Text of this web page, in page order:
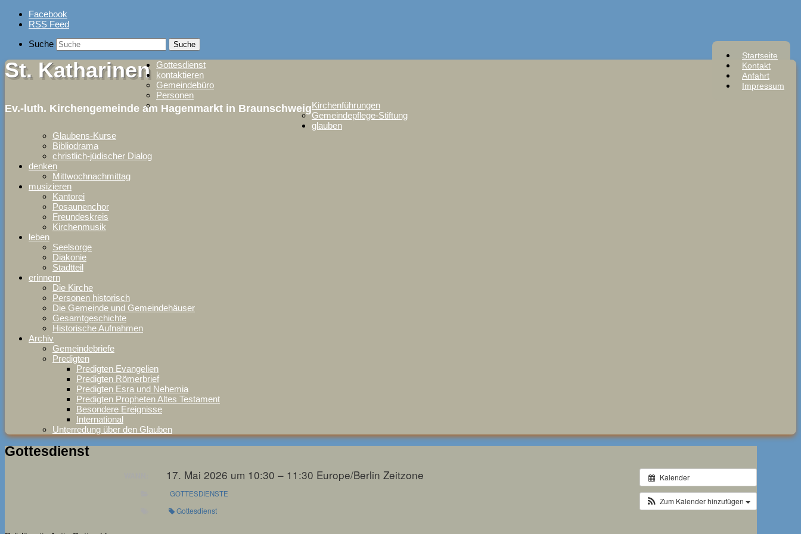
Skip
Facebook
RSS Feed
Startseite
Kontakt
Anfahrt
Impressum
Suche
St. Katharinen
Ev.-luth. Kirchengemeinde am Hagenmarkt in Braunschweig
Gottesdienst
kontaktieren
Gemeindebüro
Personen
Kirchenführungen
Gemeindepflege-Stiftung
glauben
Glaubens-Kurse
Bibliodrama
christlich-jüdischer Dialog
denken
Mittwochnachmittag
musizieren
Kantorei
Posaunenchor
Freundeskreis
Kirchenmusik
leben
Seelsorge
Diakonie
Stadtteil
erinnern
Die Kirche
Personen historisch
Die Gemeinde und Gemeindehäuser
Gesamtgeschichte
Historische Aufnahmen
Archiv
Gemeindebriefe
Predigten
Predigten Evangelien
Predigten Römerbrief
Predigten Esra und Nehemia
Predigten Propheten Altes Testament
Besondere Ereignisse
International
Unterredung über den Glauben
Gottesdienst
Kalender
Zum Kalender hinzufügen
17. Mai 2026 um 10:30 – 11:30 Europe/Berlin Zeitzone
GOTTESDIENSTE
Gottesdienst